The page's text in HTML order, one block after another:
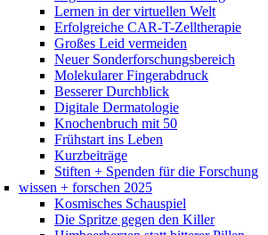
Lernen in der virtuellen Welt
Erfolgreiche CAR-T-Zelltherapie
Großes Leid vermeiden
Neuer Sonderforschungsbereich
Molekularer Fingerabdruck
Besserer Durchblick
Digitale Dermatologie
Knochenbruch mit 50
Frühstart ins Leben
Kurzbeiträge
Stiften + Spenden für die Forschung
wissen + forschen 2025
Kosmisches Schauspiel
Die Spritze gegen den Killer